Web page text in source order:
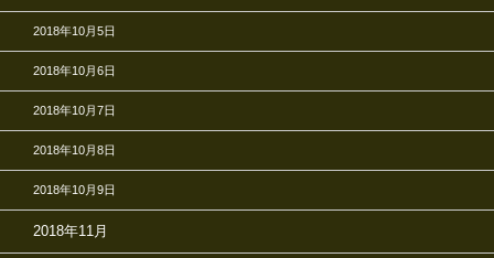
2018年10月5日
2018年10月6日
2018年10月7日
2018年10月8日
2018年10月9日
2018年11月